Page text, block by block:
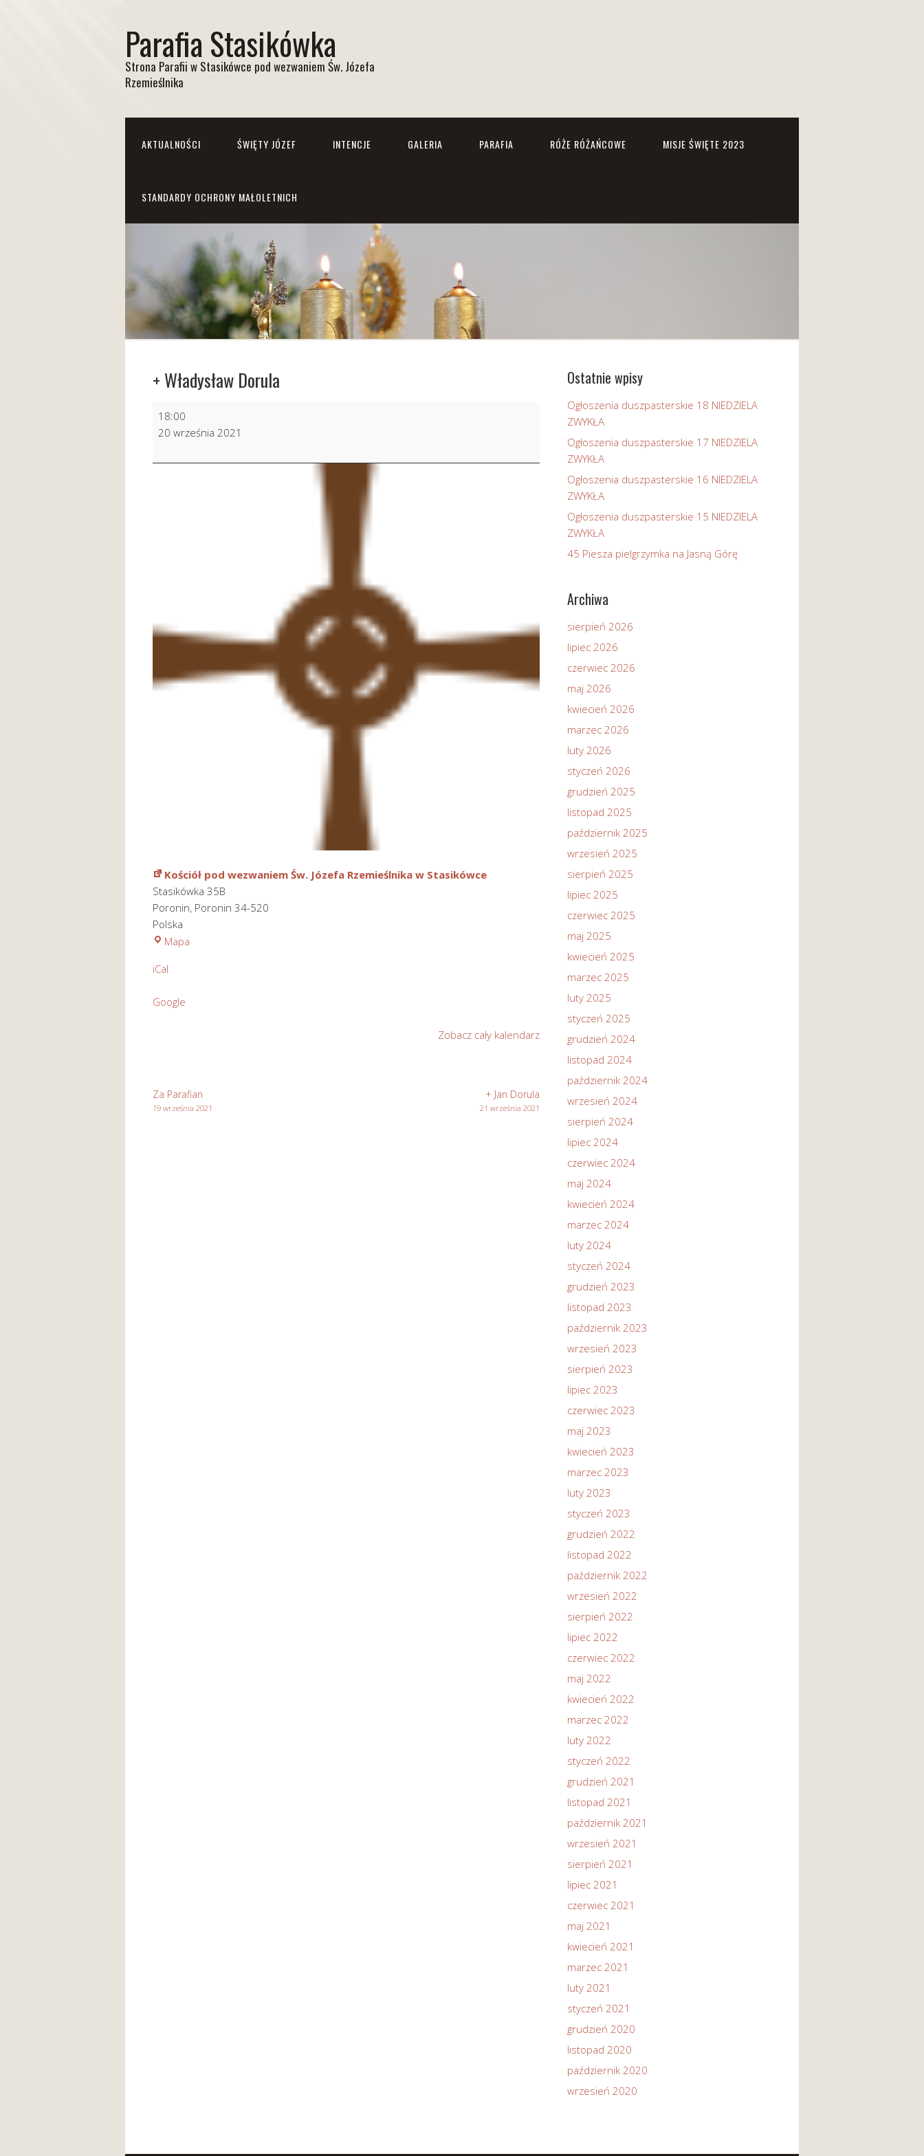
Parafia Stasikówka
Strona Parafii w Stasikówce pod wezwaniem Św. Józefa
Rzemieślnika
AKTUALNOŚCI ŚWIĘTY JÓZEF INTENCJE GALERIA PARAFIA RÓŻE RÓŻAŃCOWE MISJE ŚWIĘTE 2023
STANDARDY OCHRONY MAŁOLETNICH
+ Władysław Dorula
Władysław
18:00
20 września 2021
Kościół pod wezwaniem Św. Józefa Rzemieślnika w Stasikówce
Stasikówka 35B
Poronin, Poronin 34-520
Polska
Mapa
iCal
Google
Zobacz cały kalendarz
Za Parafian
19 września 2021
+ Jan Dorula
21 września 2021
Ostatnie wpisy
Ogłoszenia duszpasterskie 18 NIEDZIELA
ZWYKŁA
Ogłoszenia duszpasterskie 17 NIEDZIELA
ZWYKŁA
Ogłoszenia duszpasterskie 16 NIEDZIELA
ZWYKŁA
Ogłoszenia duszpasterskie 15 NIEDZIELA
ZWYKŁA
45 Piesza pielgrzymka na Jasną Górę
Archiwa
sierpień 2026
lipiec 2026
czerwiec 2026
maj 2026
kwiecień 2026
marzec 2026
luty 2026
styczeń 2026
grudzień 2025
listopad 2025
październik 2025
wrzesień 2025
sierpień 2025
lipiec 2025
czerwiec 2025
maj 2025
kwiecień 2025
marzec 2025
luty 2025
styczeń 2025
grudzień 2024
listopad 2024
październik 2024
wrzesień 2024
sierpień 2024
lipiec 2024
czerwiec 2024
maj 2024
kwiecień 2024
marzec 2024
luty 2024
styczeń 2024
grudzień 2023
listopad 2023
październik 2023
wrzesień 2023
sierpień 2023
lipiec 2023
czerwiec 2023
maj 2023
kwiecień 2023
marzec 2023
luty 2023
styczeń 2023
grudzień 2022
listopad 2022
październik 2022
wrzesień 2022
sierpień 2022
lipiec 2022
czerwiec 2022
maj 2022
kwiecień 2022
marzec 2022
luty 2022
styczeń 2022
grudzień 2021
listopad 2021
październik 2021
wrzesień 2021
sierpień 2021
lipiec 2021
czerwiec 2021
maj 2021
kwiecień 2021
marzec 2021
luty 2021
styczeń 2021
grudzień 2020
listopad 2020
październik 2020
wrzesień 2020